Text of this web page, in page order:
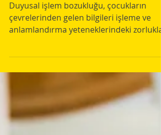
Duyuların Rolü
Duyusal işlem bozukluğu, çocukların
anlamlandırma yeteneklerindeki